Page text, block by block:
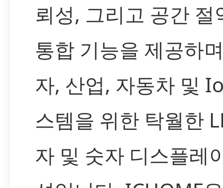
뢰성, 그리고 공간 절
통합 기능을 제공하
자, 산업, 자동차 및
스템을 위한 탁월한
자 및 숫자 디스플레